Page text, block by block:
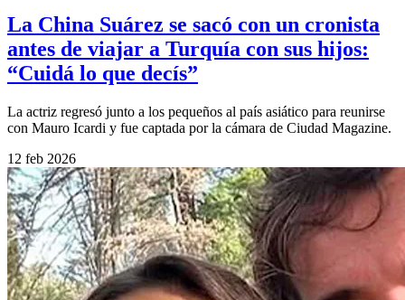
La China Suárez se sacó con un cronista
antes de viajar a Turquía con sus hijos:
“Cuidá lo que decís”
La actriz regresó junto a los pequeños al país asiático para reunirse
con Mauro Icardi y fue captada por la cámara de Ciudad Magazine.
12 feb 2026